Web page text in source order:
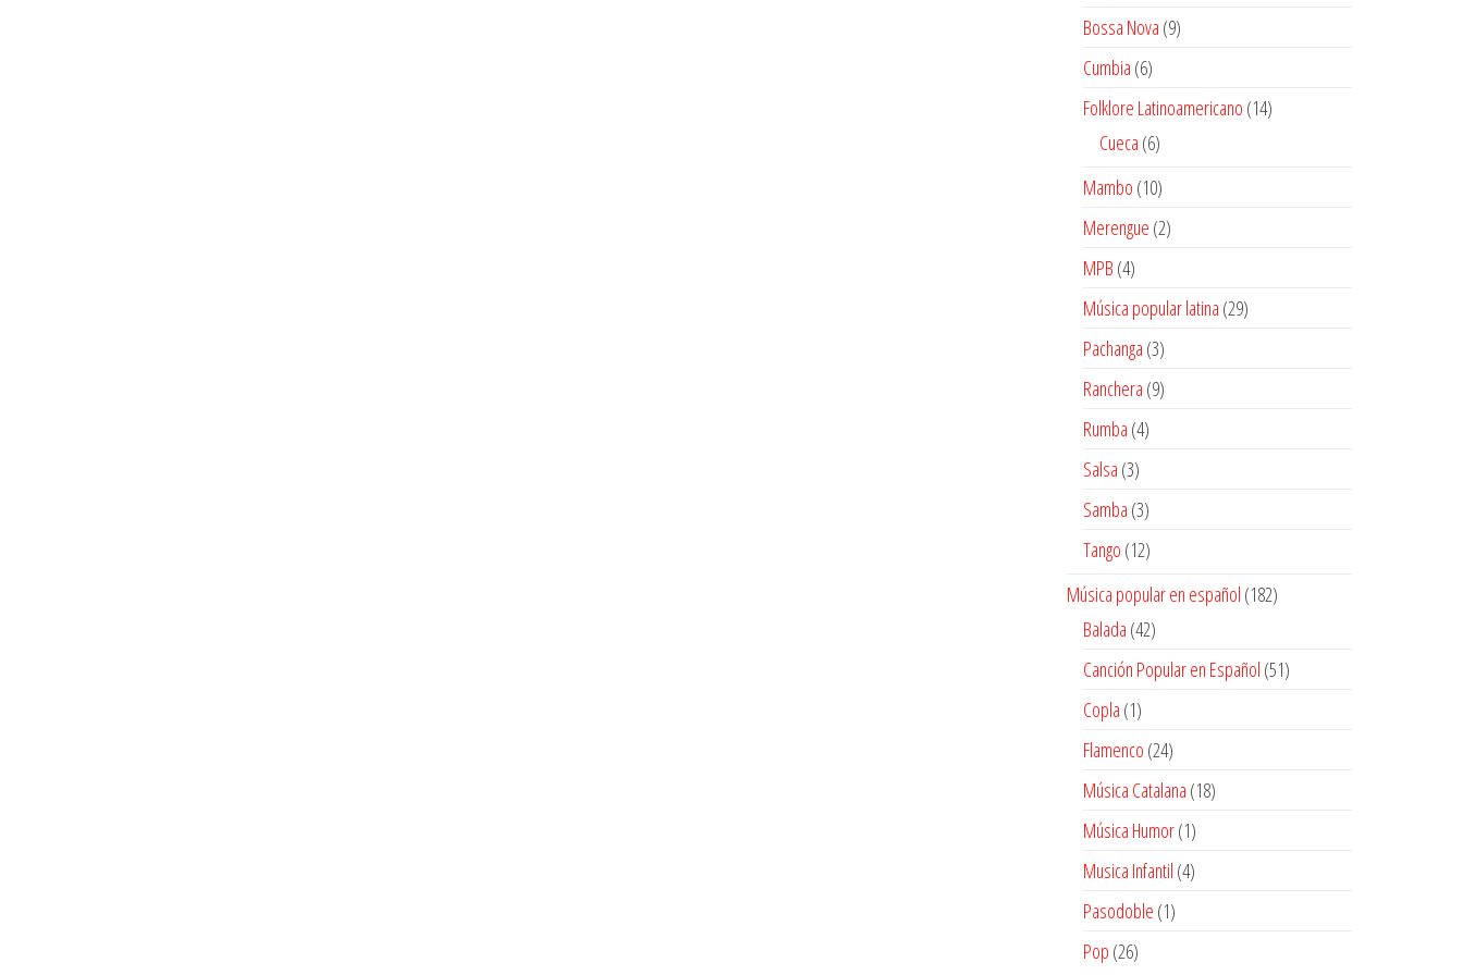
productos
Bossa Nova 99
Cumbia 66
productos
Folklore Latinoamericano 1414
Cueca 66
Mambo 1010
productos
Merengue 22
MPB 44
productos
Música popular latina 2929
Pachanga 33
productos
Ranchera 99
Rumba 44
Salsa 33
productos
Samba 33
productos
Tango 1212
Música popular en español 182182
Balada 4242
productos
Canción Popular en Español 5151
Copla 11
producto
Flamenco 2424
productos
Música Catalana 1818
Música Humor 11
producto
Musica Infantil 44
Pasodoble 11
Pop 2626